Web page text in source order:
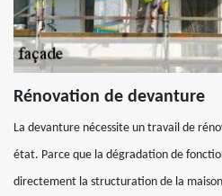
Rénovation de devanture
La devanture nécessite un travail de
état. Parce que la dégradation de
directement la structuration de la